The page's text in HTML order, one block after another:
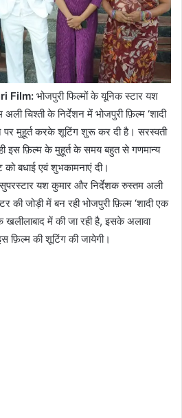
Film: भोजपुरी फिल्मों के यूनिक स्टार यश
चिश्ती के निर्देशन में भोजपुरी फ़िल्म ‘शादी
पर मुहूर्त करके शूटिंग शुरू कर दी है। सरस्वती
इस फ़िल्म के मुहूर्त के समय बहुत से गणमान्य
बधाई एवं शुभकामनाएं दी।
सुपरस्टार यश कुमार और निर्देशक रुस्तम अली
की जोड़ी में बन रही भोजपुरी फ़िल्म ‘शादी एक
खलीलाबाद में की जा रही है, इसके अलावा
फ़िल्म की शूटिंग की जायेगी।